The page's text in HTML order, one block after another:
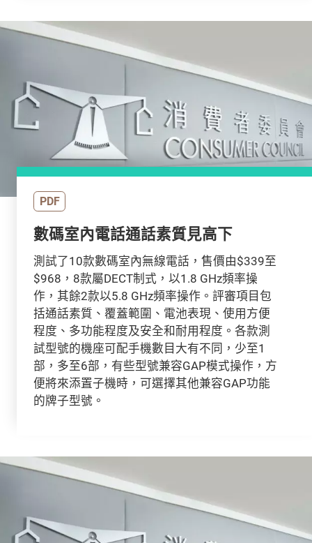
PDF
數碼室內電話通話素質見高下
測試了10款數碼室內無線電話，售價由$339至
$968，8款屬DECT制式，以1.8 GHz頻率操
作，其餘2款以5.8 GHz頻率操作。評審項目包
括通話素質、覆蓋範圍、電池表現、使用方便
程度、多功能程度及安全和耐用程度。各款測
試型號的機座可配手機數目大有不同，少至1
部，多至6部，有些型號兼容GAP模式操作，方
便將來添置子機時，可選擇其他兼容GAP功能
的牌子型號。